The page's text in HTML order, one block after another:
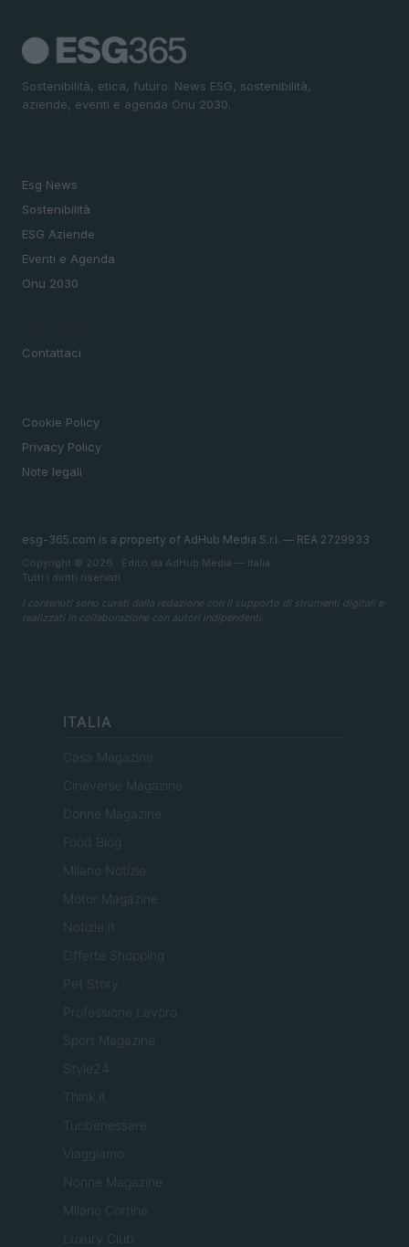
Sostenibilità, etica, futuro. News ESG, sostenibilità,
aziende, eventi e agenda Onu 2030.
Esg News
Sostenibilità
ESG Aziende
Eventi e Agenda
Onu 2030
Contattaci
Cookie Policy
Privacy Policy
Note legali
esg-365.com is a property of AdHub Media S.r.l. — REA 2729933
Copyright © 2026 · Edito da AdHub Media — Italia
Tutti i diritti riservati
I contenuti sono curati dalla redazione con il supporto di strumenti digitali e
realizzati in collaborazione con autori indipendenti.
ITALIA
Casa Magazine
Cineverse Magazine
Donne Magazine
Food Blog
Milano Notizie
Motor Magazine
Notizie.it
Offerte Shopping
Pet Story
Professione Lavoro
Sport Magazine
Style24
Think.it
Tuobenessere
Viaggiamo
Nonne Magazine
Milano Cortina
Luxury Club